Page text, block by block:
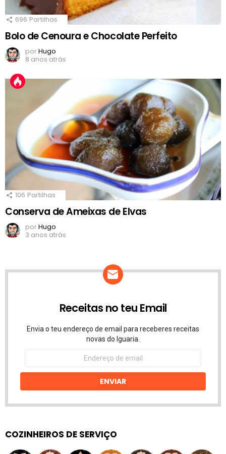
696 Partilhas
Bolo de Cenoura e Chocolate Perfeito
porHugo
8 anos atrás
106 Partilhas
Conserva de Ameixas de Elvas
porHugo
3 anos atrás
Receitas no teu Email
Envia o teu endereço de email para receberes receitas
novas do Iguaria.
Endereço
email
ENVIAR
COZINHEIROS DE SERVIÇO